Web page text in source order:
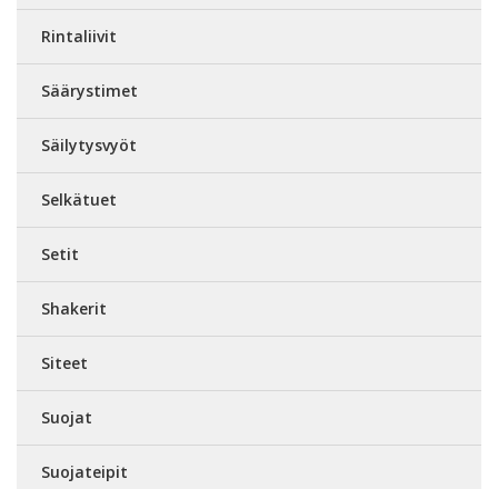
Rintaliivit
Säärystimet
Säilytysvyöt
Selkätuet
Setit
Shakerit
Siteet
Suojat
Suojateipit